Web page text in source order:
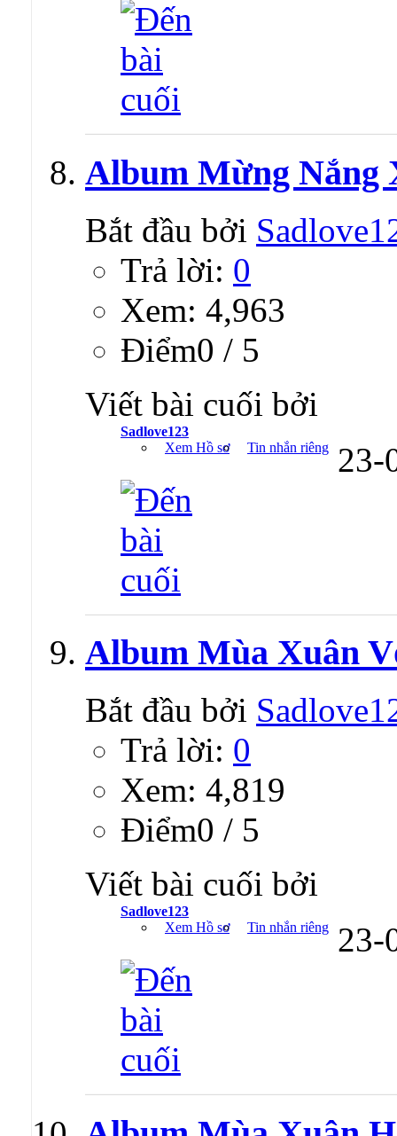
Album Mừng Nắng
Bắt đầu bởi
Trả lời: 0
Xem: 4,963
Ðiểm0 / 5
Viết bài cuối bởi
Sadlove123
Xem Hồ sơ
Tin nhắn riêng 23-
Album Mùa Xuân
Bắt đầu bởi
Trả lời: 0
Xem: 4,819
Ðiểm0 / 5
Viết bài cuối bởi
Sadlove123
Xem Hồ sơ
Tin nhắn riêng 23-